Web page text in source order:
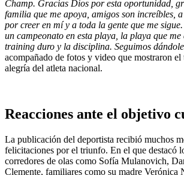
Champ. Gracias Dios por esta oportunidad,
familia que me apoya, amigos son increíbles,
por creer en mí y a toda la gente que me
un campeonato en esta playa, la playa que me
training duro y la disciplina. Seguimos
acompañado de fotos y video que mostraron
alegría del atleta nacional.
Reacciones ante el objetivo
La publicación del deportista recibió muchos
felicitaciones por el triunfo. En el que destacó
corredores de olas como Sofía Mulanovich,
Clemente, familiares como su madre Verónica